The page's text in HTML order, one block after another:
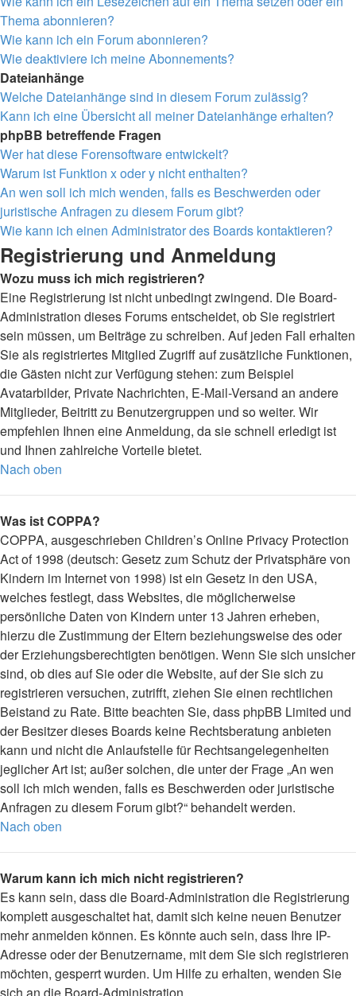
Thema abonnieren?
Wie kann ich ein Forum abonnieren?
Wie deaktiviere ich meine Abonnements?
Dateianhänge
Welche Dateianhänge sind in diesem Forum zulässig?
Kann ich eine Übersicht all meiner Dateianhänge erhalten?
phpBB betreffende Fragen
Wer hat diese Forensoftware entwickelt?
Warum ist Funktion x oder y nicht enthalten?
An wen soll ich mich wenden, falls es Beschwerden oder
juristische Anfragen zu diesem Forum gibt?
Wie kann ich einen Administrator des Boards kontaktieren?
Registrierung und Anmeldung
Wozu muss ich mich registrieren?
Eine Registrierung ist nicht unbedingt zwingend. Die Board-
Administration dieses Forums entscheidet, ob Sie registriert
sein müssen, um Beiträge zu schreiben. Auf jeden Fall erhalten
Sie als registriertes Mitglied Zugriff auf zusätzliche Funktionen,
die Gästen nicht zur Verfügung stehen: zum Beispiel
Avatarbilder, Private Nachrichten, E-Mail-Versand an andere
Mitglieder, Beitritt zu Benutzergruppen und so weiter. Wir
empfehlen Ihnen eine Anmeldung, da sie schnell erledigt ist
und Ihnen zahlreiche Vorteile bietet.
Nach oben
Was ist COPPA?
COPPA, ausgeschrieben Children’s Online Privacy Protection
Act of 1998 (deutsch: Gesetz zum Schutz der Privatsphäre von
Kindern im Internet von 1998) ist ein Gesetz in den USA,
welches festlegt, dass Websites, die möglicherweise
persönliche Daten von Kindern unter 13 Jahren erheben,
hierzu die Zustimmung der Eltern beziehungsweise des oder
der Erziehungsberechtigten benötigen. Wenn Sie sich unsicher
sind, ob dies auf Sie oder die Website, auf der Sie sich zu
registrieren versuchen, zutrifft, ziehen Sie einen rechtlichen
Beistand zu Rate. Bitte beachten Sie, dass phpBB Limited und
der Besitzer dieses Boards keine Rechtsberatung anbieten
kann und nicht die Anlaufstelle für Rechtsangelegenheiten
jeglicher Art ist; außer solchen, die unter der Frage „An wen
soll ich mich wenden, falls es Beschwerden oder juristische
Anfragen zu diesem Forum gibt?“ behandelt werden.
Nach oben
Warum kann ich mich nicht registrieren?
Es kann sein, dass die Board-Administration die Registrierung
komplett ausgeschaltet hat, damit sich keine neuen Benutzer
mehr anmelden können. Es könnte auch sein, dass Ihre IP-
Adresse oder der Benutzername, mit dem Sie sich registrieren
möchten, gesperrt wurden. Um Hilfe zu erhalten, wenden Sie